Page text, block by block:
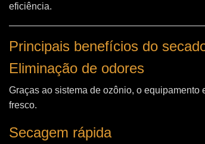
eficiência.
Principais benefícios do
Eliminação de odores
Graças ao sistema de ozônio, o
fresco.
Secagem rápida